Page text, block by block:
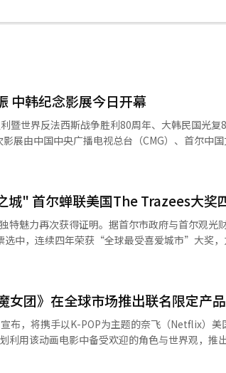
中韩纪念影展今日开幕
暨世界反法西斯战争胜利80周年、大韩民国光
展由中国中央广播电视总台（CMG）、首尔中
。 影展以“史册铭记忠魂、历史照亮未来、和平必将胜
。随后多位嘉宾先后发表致辞。中国驻韩国大使
一面镜子，警示人们珍爱和平、以史为鉴。他指
和平的国家必须共同维护历史真相与国际公平正义。 韩国前
调：“忘记历史的民族没有未来。”他呼吁通过
出，中韩两国在艰难岁月中并肩抗争，1945年的
表致辞，对电影节的举办表示祝贺，并呼吁两国
并强调中韩两国抗战历史的紧密联系。现场还上
开幕活动结束后，当天下午将陆续放映
战题材影片，带领观众更深入回顾那段历史与英雄
城" 首尔蝉联美国The Trazees大奖
特魅力再次获得证明。据首尔市政府与首尔观光
中，连续四年荣获“全球最受喜爱城市”大奖，
本次投票自2024年12月至2025年3月进行。 首尔自2022年起连
轻游客心中的领先地位。分析指出，韩流文化的
市不断提升的形象，是首尔长期受到青睐的关键因素。
》在全球范围内人气爆发。影片结合K-POP、时
女团》在全球市场推出联名限定产品
布，将携手以K-POP为主题的奈飞（Netflix）美
利用该动画电影中备受欢迎的角色与世界观，推
出印有主要角色鲁米、米拉、佐依